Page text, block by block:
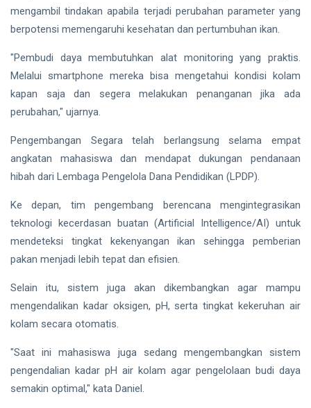
KPK
Politik
PSSI
mengambil tindakan apabila terjadi perubahan parameter yang
berpotensi memengaruhi kesehatan dan pertumbuhan ikan.
"Pembudi daya membutuhkan alat monitoring yang praktis.
Melalui smartphone mereka bisa mengetahui kondisi kolam
kapan saja dan segera melakukan penanganan jika ada
perubahan," ujarnya.
Pengembangan Segara telah berlangsung selama empat
angkatan mahasiswa dan mendapat dukungan pendanaan
hibah dari Lembaga Pengelola Dana Pendidikan (LPDP).
Ke depan, tim pengembang berencana mengintegrasikan
teknologi kecerdasan buatan (Artificial Intelligence/AI) untuk
mendeteksi tingkat kekenyangan ikan sehingga pemberian
pakan menjadi lebih tepat dan efisien.
Selain itu, sistem juga akan dikembangkan agar mampu
mengendalikan kadar oksigen, pH, serta tingkat kekeruhan air
kolam secara otomatis.
"Saat ini mahasiswa juga sedang mengembangkan sistem
pengendalian kadar pH air kolam agar pengelolaan budi daya
semakin optimal," kata Daniel.